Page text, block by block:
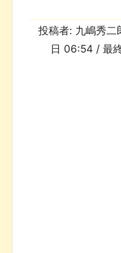
投稿者: 九嶋秀二
日 06:54 / 最